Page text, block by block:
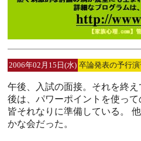
2006年02月15日(水) 卒論発表の予行
午後、入試の面接。それを終
後は、パワーポイントを使っ
皆それなりに準備している。
かな会だった。